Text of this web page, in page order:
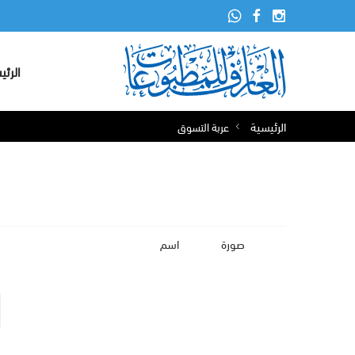
الرئيسية عربة التسوق
صورة اسم